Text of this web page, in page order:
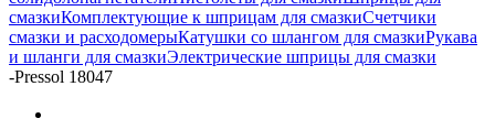
смазкиКомплектующие к шприцам для смазкиСчетчики
смазки и расходомерыКатушки со шлангом для смазкиРукава
и шланги для смазкиЭлектрические шприцы для смазки
-Pressol 18047